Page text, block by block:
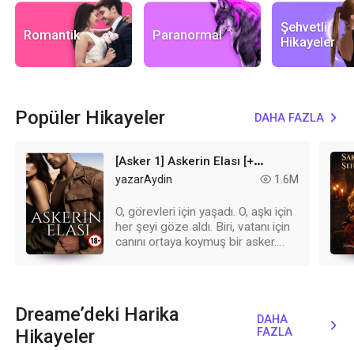
Romantik Paranormal
Şehvetli
Hikayeler
Popüler Hikayeler DAHA FAZLA expand_more
[
Asker 1] Askerin Elası [+18]
yazarAydin read 1.6M
O, görevleri için yaşadı. O, aşkı için
her şeyi göze aldı. Biri, vatanı için
canını ortaya koymuş bir asker.
ve duygularını bastırmayı bilen bir
adamdı. Ela ise kalbini Yavuz’dan
Dreame’deki Harika
Hikayeler
DAHA
FAZLA
expand_more